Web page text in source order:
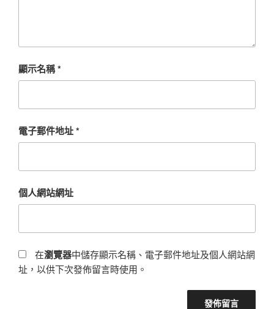
顯示名稱*
電子郵件地址*
個人網站網址
在瀏覽器中儲存顯示名稱、電子郵件地址及個人網站網
址，以供下次發佈留言時使用。